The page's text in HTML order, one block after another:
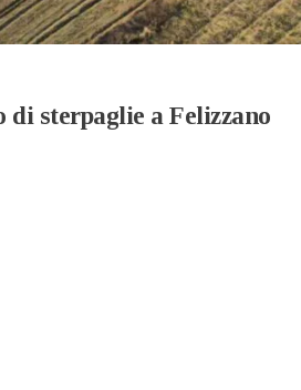
di sterpaglie a Felizzano